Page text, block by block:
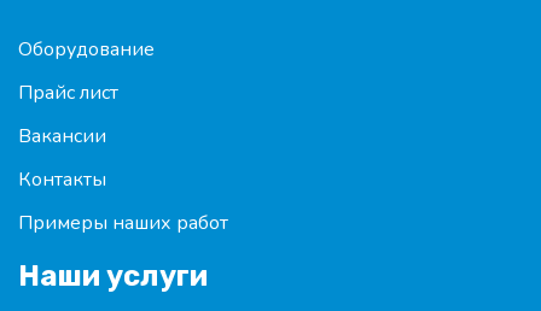
Оборудование
Прайс лист
Вакансии
Контакты
Примеры наших работ
Наши услуги